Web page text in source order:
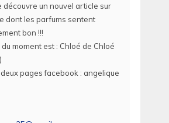
découvre un nouvel article sur
dont les parfums sentent
bon !!!
moment est : Chloé de Chloé
deux pages facebook : angelique